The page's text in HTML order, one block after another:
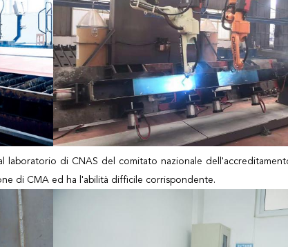
laboratorio di CNAS del comitato nazionale
di CMA ed ha l'abilità difficile corrispondente.